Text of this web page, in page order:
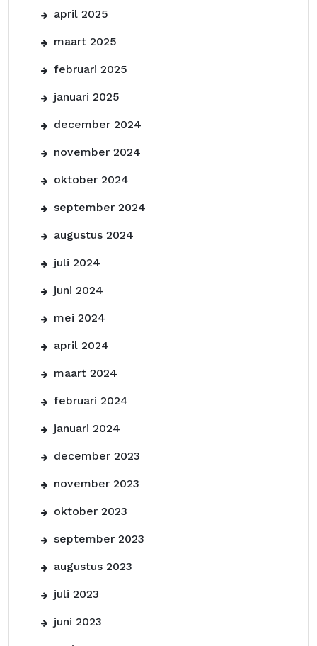
april 2025
maart 2025
februari 2025
januari 2025
december 2024
november 2024
oktober 2024
september 2024
augustus 2024
juli 2024
juni 2024
mei 2024
april 2024
maart 2024
februari 2024
januari 2024
december 2023
november 2023
oktober 2023
september 2023
augustus 2023
juli 2023
juni 2023